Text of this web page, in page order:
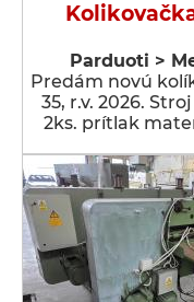
Parduoti >
Predám novú
35, r.v. 2026.
2ks. prítlak